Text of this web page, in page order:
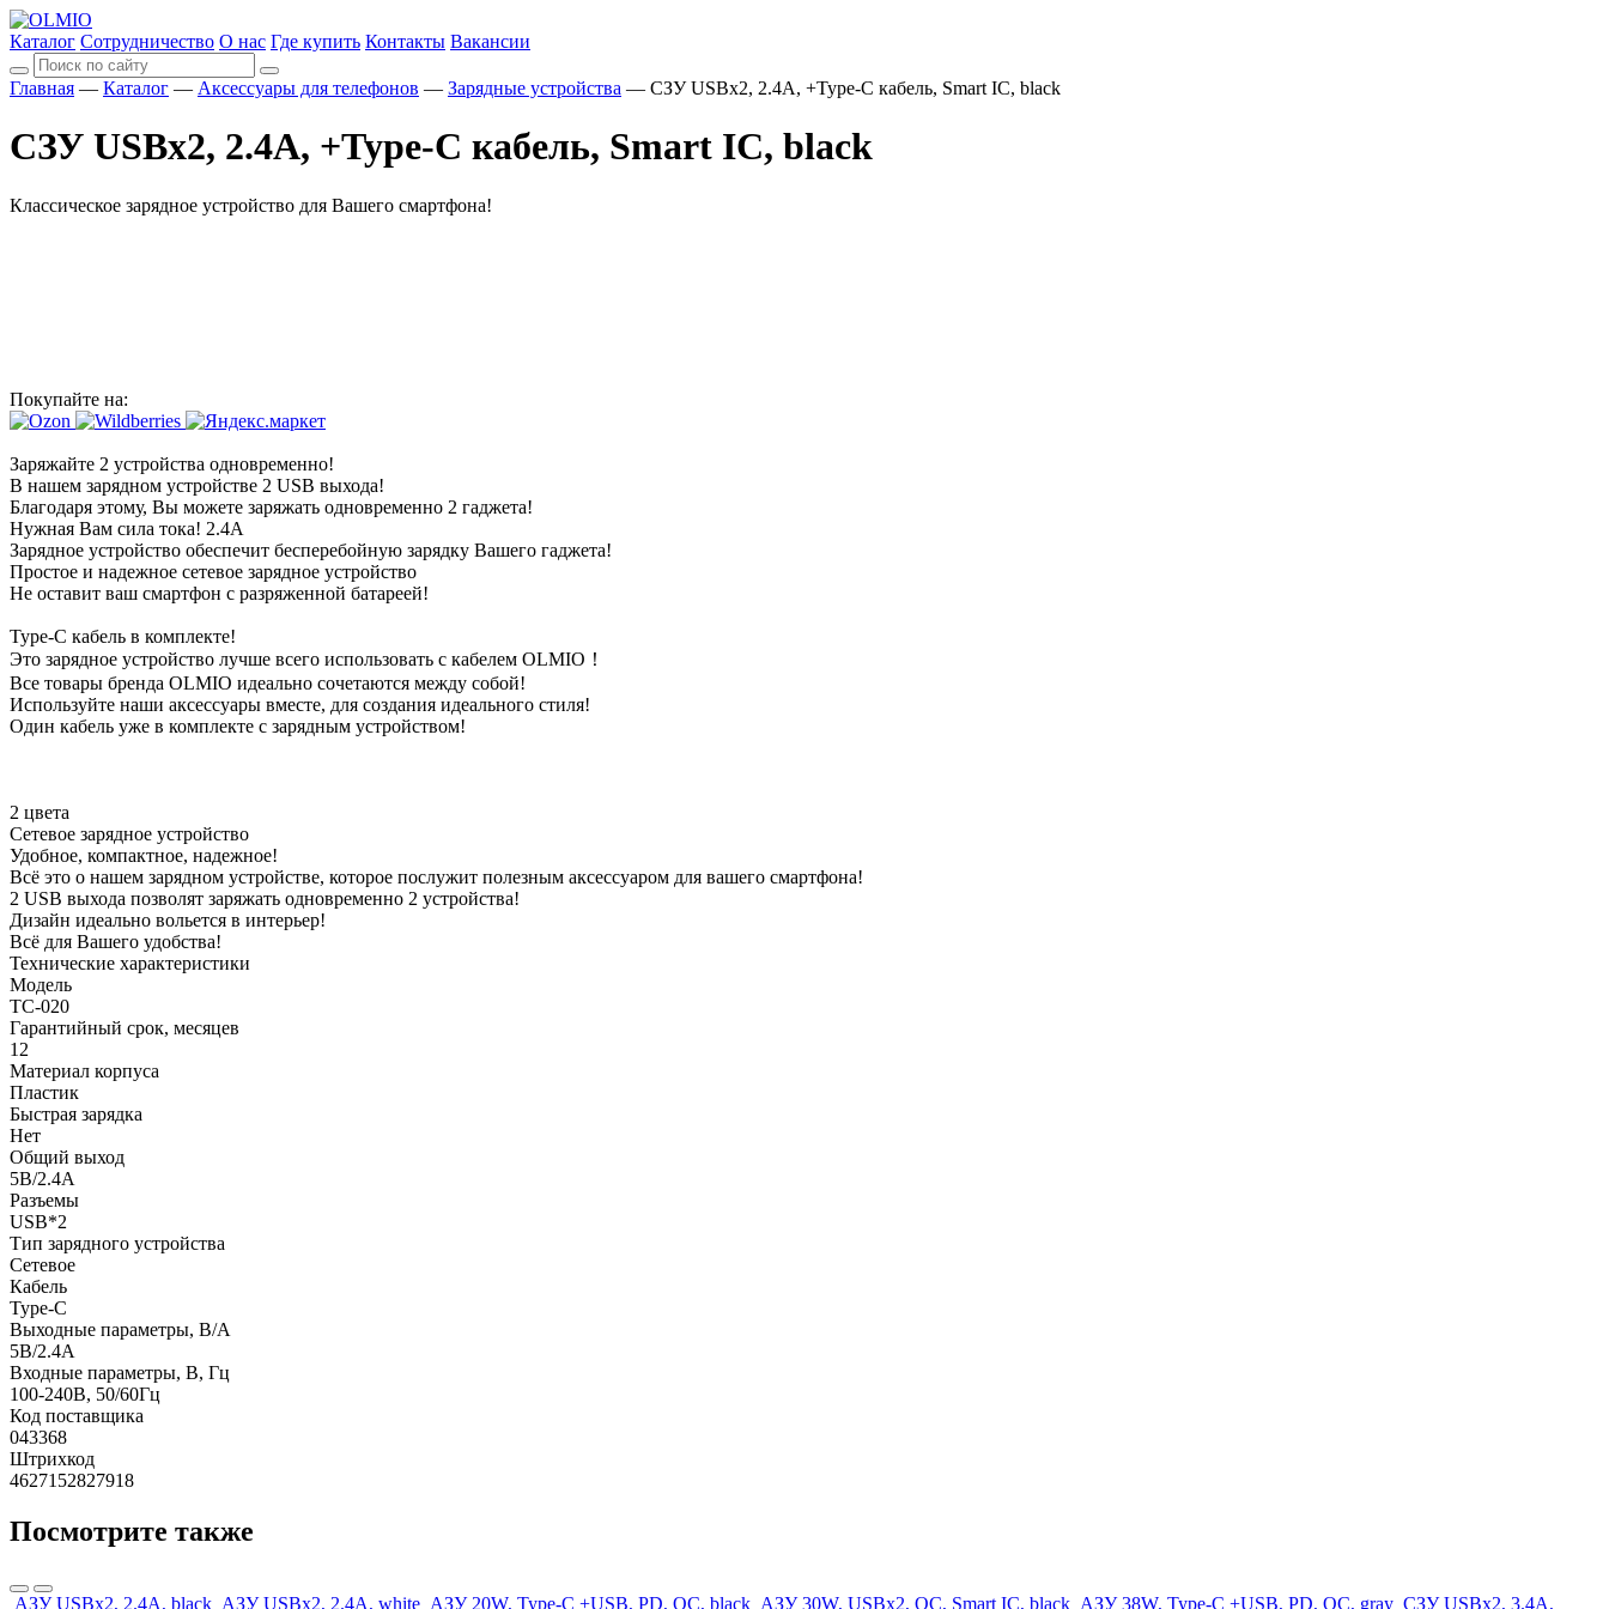
Каталог Сотрудничество О нас Где купить Контакты Вакансии
Главная — Каталог — Аксессуары для телефонов — Зарядные устройства — СЗУ USBx2, 2.4A, +Type-C кабель, Smart IC, black
СЗУ USBx2, 2.4A, +Type-C кабель, Smart IC, black
Классическое зарядное устройство для Вашего смартфона!
Покупайте на:
Заряжайте 2 устройства одновременно!
В нашем зарядном устройстве 2 USB выхода!
Благодаря этому, Вы можете заряжать одновременно 2 гаджета!
Нужная Вам сила тока! 2.4А
Зарядное устройство обеспечит бесперебойную зарядку Вашего гаджета!
Простое и надежное сетевое зарядное устройство
Не оставит ваш смартфон с разряженной батареей!
Type-C кабель в комплекте!
Это зарядное устройство лучше всего использовать с кабелем OLMIO！
Все товары бренда OLMIO идеально сочетаются между собой!
Используйте наши аксессуары вместе, для создания идеального стиля!
Один кабель уже в комплекте с зарядным устройством!
2 цвета
Сетевое зарядное устройство
Удобное, компактное, надежное!
Всё это о нашем зарядном устройстве, которое послужит полезным аксессуаром для вашего смартфона!
2 USB выхода позволят заряжать одновременно 2 устройства!
Дизайн идеально вольется в интерьер!
Всё для Вашего удобства!
Технические характеристики
Модель
TC-020
Гарантийный срок, месяцев
12
Материал корпуса
Пластик
Быстрая зарядка
Нет
Общий выход
5В/2.4А
Разъемы
USB*2
Тип зарядного устройства
Сетевое
Кабель
Type-C
Выходные параметры, В/А
5В/2.4А
Входные параметры, В, Гц
100-240В, 50/60Гц
Код поставщика
043368
Штрихкод
4627152827918
Посмотрите также
АЗУ USBx2, 2.4A, black АЗУ USBx2, 2.4A, white АЗУ 20W, Type-C +USB, PD, QC, black АЗУ 30W, USBx2, QC, Smart IC, black АЗУ 38W, Type-C +USB, PD, QC, gray СЗУ USBx2, 3.4A,